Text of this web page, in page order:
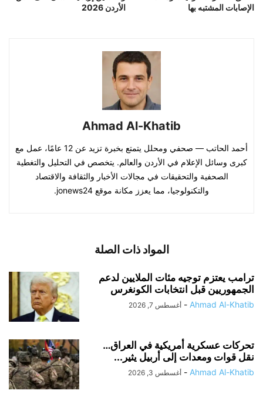
الأردن 2026
الإصابات المشتبه بها
Ahmad Al-Khatib
أحمد الحاتب — صحفي ومحلل يتمتع بخبرة تزيد عن 12 عامًا، عمل مع
كبرى وسائل الإعلام في الأردن والعالم. يتخصص في التحليل والتغطية
الصحفية والتحقيقات في مجالات الأخبار والثقافة والاقتصاد
والتكنولوجيا، مما يعزز مكانة موقع jonews24.
المواد ذات الصلة
ترامب يعتزم توجيه مئات الملايين لدعم
الجمهوريين قبل انتخابات الكونغرس
Ahmad Al-Khatib
- أغسطس 7, 2026
تحركات عسكرية أمريكية في العراق…
نقل قوات ومعدات إلى أربيل يثير...
Ahmad Al-Khatib
- أغسطس 3, 2026